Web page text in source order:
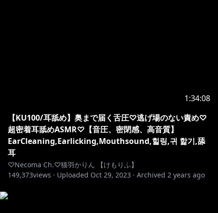
1:34:08
【KU100/耳舐め】奥まで届く舌圧♡逃げ場のない責め♡
超密着耳舐めASMR♡【音圧、密閉感、高音質】
EarCleaning,Earlicking,Mouthsound,힐링,귀 핥기,舔
耳
♡Necoma Ch.♡猫羽かりん 【けもりふ】
149,373views · Uploaded Oct 29, 2023 · Archived 2 years ago